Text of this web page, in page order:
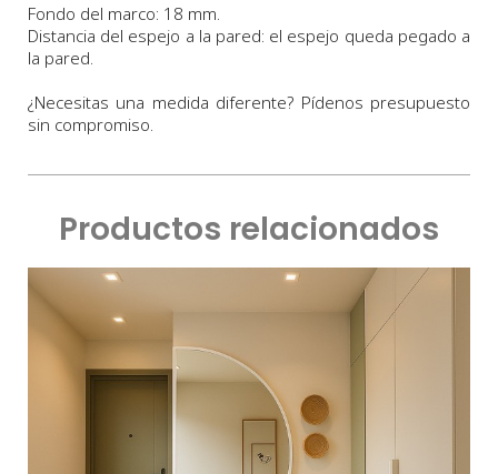
Fondo del marco: 18 mm.
Distancia del espejo a la pared: el espejo queda pegado a
la pared.
¿Necesitas una medida diferente? Pídenos presupuesto
sin compromiso.
Productos relacionados